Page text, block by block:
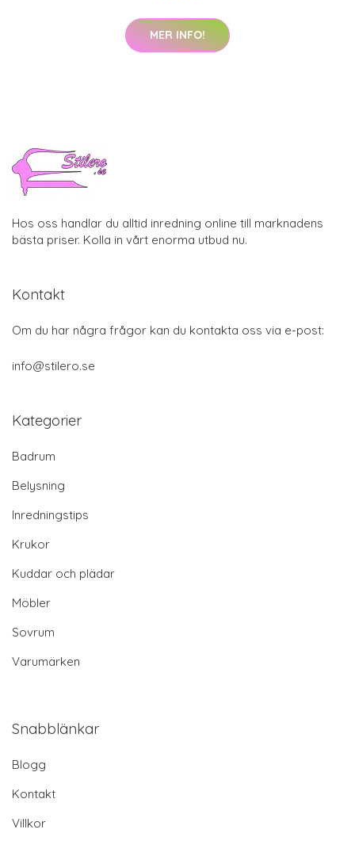
MER INFO!
Hos oss handlar du alltid inredning online till marknadens
bästa priser. Kolla in vårt enorma utbud nu.
Kontakt
Om du har några frågor kan du kontakta oss via e-post:
info@stilero.se
Kategorier
Badrum
Belysning
Inredningstips
Krukor
Kuddar och plädar
Möbler
Sovrum
Varumärken
Snabblänkar
Blogg
Kontakt
Villkor